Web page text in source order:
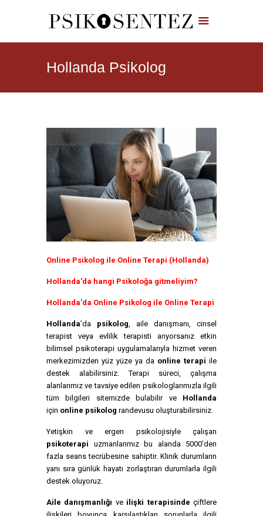
Hollanda Psikolog
Online Psikolog ile Online Terapi (Hollanda)
Hollanda'da hangi Psikoloğa gitmeliyim?
Hollanda'da Online Psikolog ile Online Terapi
Hollanda’da psikolog, aile danışmanı, cinsel
terapist veya evlilik terapisti arıyorsanız etkin
bilimsel psikoterapi uygulamalarıyla hizmet veren
merkezimizden yüz yüze ya da online terapi ile
destek alabilirsiniz. Terapi süreci, çalışma
alanlarımız ve tavsiye edilen psikologlarımızla ilgili
tüm bilgileri sitemizde bulabilir ve Hollanda
için online psikolog randevusu oluşturabilirsiniz.
Yetişkin ve ergen psikolojisiyle çalışan
psikoterapi uzmanlarımız bu alanda 5000’den
fazla seans tecrübesine sahiptir. Klinik durumların
yanı sıra günlük hayatı zorlaştıran durumlarla ilgili
destek oluyoruz.
Aile danışmanlığı ve ilişki terapisinde çiftlere